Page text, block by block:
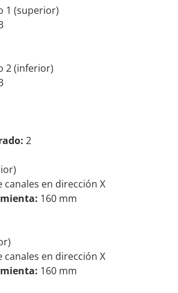
1 (superior)
2 (inferior)
2
canales en dirección X
160 mm
canales en dirección X
160 mm